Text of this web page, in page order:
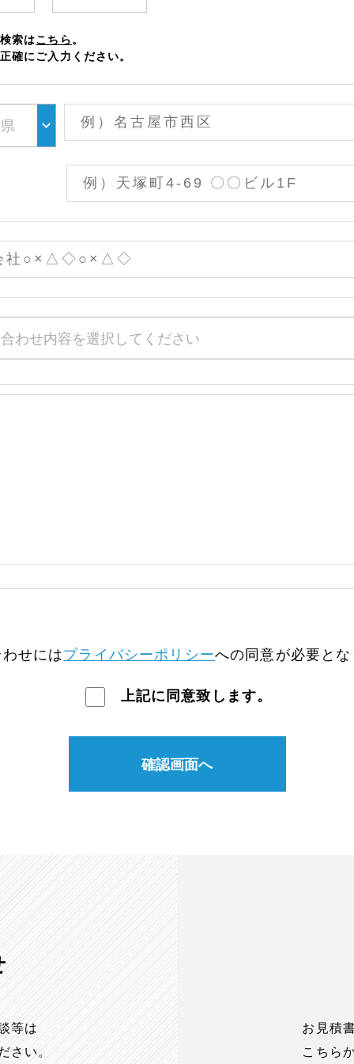
索はこちら。
確にご入力ください。
せにはプライバシーポリシーへの 同意が必要と
上記に同意致します。
確認画面へ
等は
さい。
お見積
こちら